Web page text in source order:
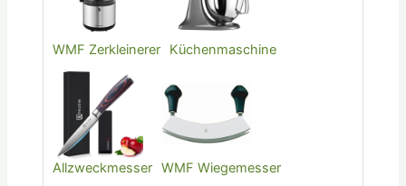
WMF Zerkleinerer Küchenmaschine
Allzweckmesser WMF Wiegemesser